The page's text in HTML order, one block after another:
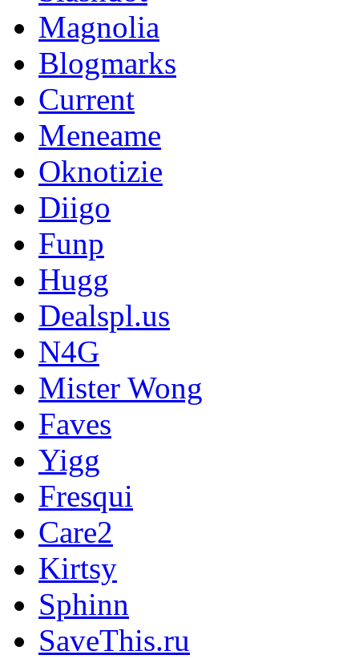
Magnolia
Blogmarks
Current
Meneame
Oknotizie
Diigo
Funp
Hugg
Dealspl.us
N4G
Mister Wong
Faves
Yigg
Fresqui
Care2
Kirtsy
Sphinn
SaveThis.ru